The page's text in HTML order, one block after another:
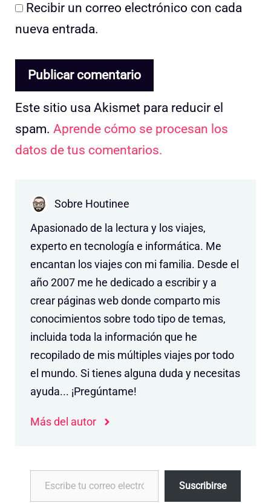
Recibir un correo electrónico con cada
nueva entrada.
Este sitio usa Akismet para reducir el
spam. Aprende cómo se procesan los
datos de tus comentarios.
Sobre Houtinee
Apasionado de la lectura y los viajes,
experto en tecnología e informática. Me
encantan los viajes con mi familia. Desde el
año 2007 me he dedicado a escribir y a
crear páginas web donde comparto mis
conocimientos sobre todo tipo de temas,
incluida toda la información que he
recopilado de mis múltiples viajes por todo
el mundo. Si tienes alguna duda y necesitas
ayuda... ¡Pregúntame!
Más del autor
Escribe tu correo electrónico…
Suscribirse